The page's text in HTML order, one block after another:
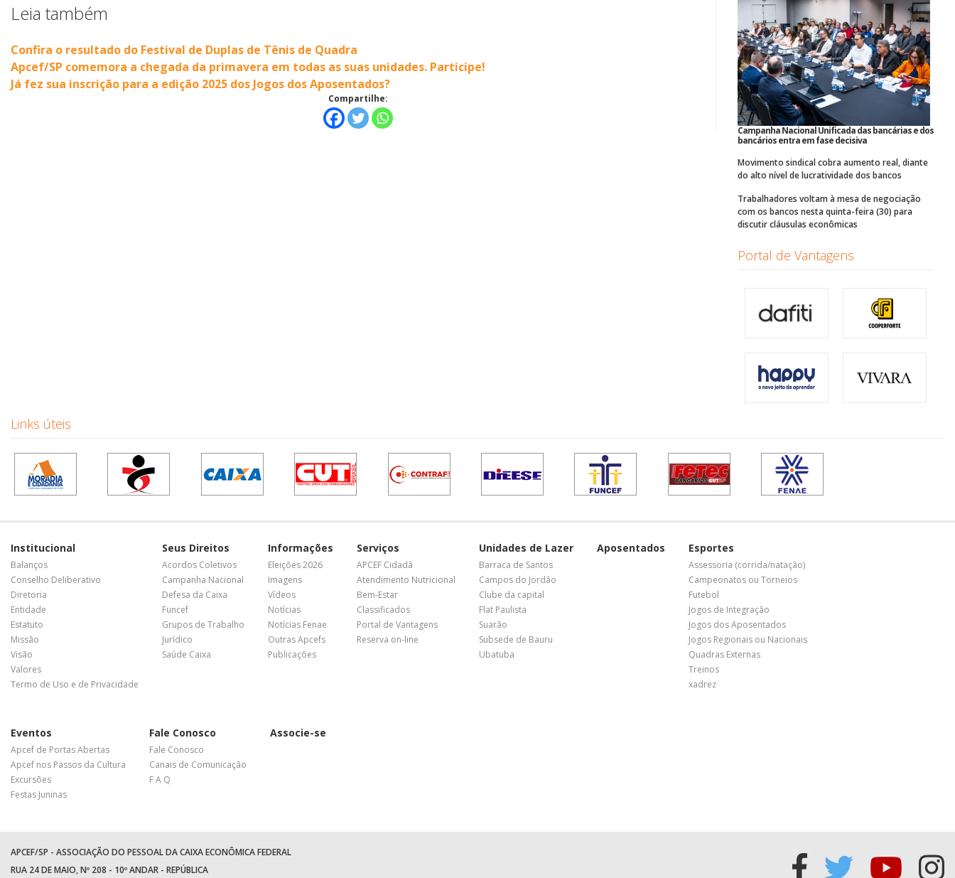
Leia também
Confira o resultado do Festival de Duplas de Tênis de Quadra
Apcef/SP comemora a chegada da primavera em todas as suas unidades. Participe!
Já fez sua inscrição para a edição 2025 dos Jogos dos Aposentados?
Compartilhe:
Campanha Nacional Unificada das bancárias e dos
bancários entra em fase decisiva
Movimento sindical cobra aumento real, diante
do alto nível de lucratividade dos bancos
Trabalhadores voltam à mesa de negociação
com os bancos nesta quinta-feira (30) para
discutir cláusulas econômicas
Portal de Vantagens
Links úteis
Institucional
Balanços
Conselho Deliberativo
Diretoria
Entidade
Estatuto
Missão
Visão
Valores
Termo de Uso e de Privacidade
Seus Direitos
Acordos Coletivos
Campanha Nacional
Defesa da Caixa
Funcef
Grupos de Trabalho
Jurídico
Saúde Caixa
Informações
Eleições 2026
Imagens
Vídeos
Notícias
Notícias Fenae
Outras Apcefs
Publicações
Serviços
APCEF Cidadã
Atendimento Nutricional
Bem-Estar
Classificados
Portal de Vantagens
Reserva on-line
Unidades de Lazer
Barraca de Santos
Campos do Jordão
Clube da capital
Flat Paulista
Suarão
Subsede de Bauru
Ubatuba
Aposentados Esportes
Assessoria (corrida/natação)
Campeonatos ou Torneios
Futebol
Jogos de Integração
Jogos dos Aposentados
Jogos Regionais ou Nacionais
Quadras Externas
Treinos
xadrez
Eventos
Apcef de Portas Abertas
Apcef nos Passos da Cultura
Excursões
Festas Juninas
Fale Conosco
Fale Conosco
Canais de Comunicação
F A Q
Associe-se
APCEF/SP - ASSOCIAÇÃO DO PESSOAL DA CAIXA ECONÔMICA FEDERAL
RUA 24 DE MAIO, Nº 208 - 10º ANDAR - REPÚBLICA
Acessar
Acessar